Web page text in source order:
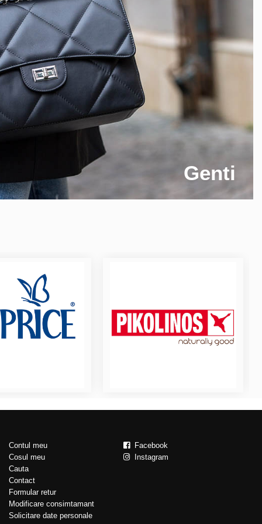
Genti
Contul meu
Cosul meu
Cauta
Contact
Formular retur
Modificare consimtamant
Solicitare date personale
Facebook
Instagram